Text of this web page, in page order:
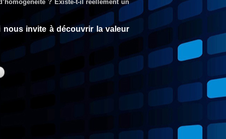
? Existe-t-il réellement un
nous invite à découvrir la valeur